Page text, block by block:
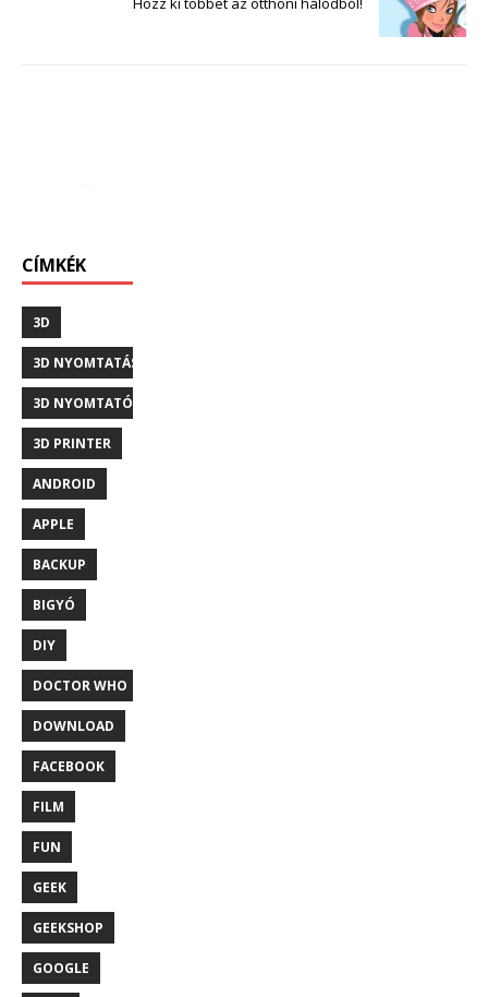
CÍMKÉK
3D
3D NYOMTATÁS
3D NYOMTATÓ
3D PRINTER
ANDROID
APPLE
BACKUP
BIGYÓ
DIY
DOCTOR WHO
DOWNLOAD
FACEBOOK
FILM
FUN
GEEK
GEEKSHOP
GOOGLE